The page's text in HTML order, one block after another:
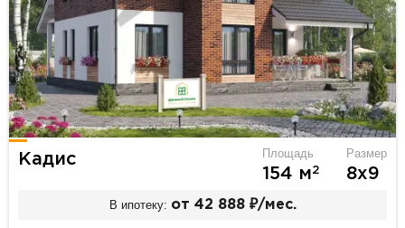
Кадис Площадь
154 м2
Размер
8х9
В ипотеку: от 42 888 ₽/мес.